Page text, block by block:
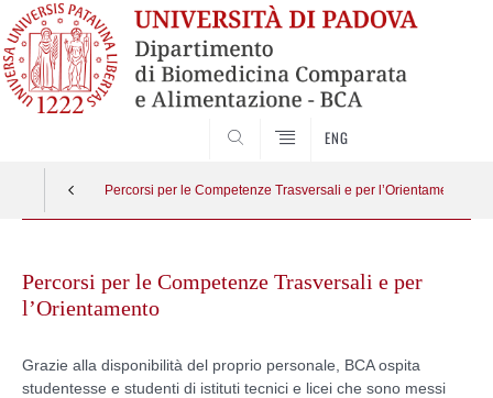
ENG
Percorsi per le Competenze Trasversali e per l’Orientamento
contentPercorsi per le Competenze Trasversali e per
l’Orientamento
Grazie alla disponibilità del proprio personale, BCA ospita
studentesse e studenti di istituti tecnici e licei che sono messi